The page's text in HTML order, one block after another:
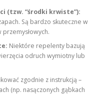
(tzw. “środki krwiste”):
Są bardzo skuteczne w
Niektóre repelenty bazują
odruch wymiotny lub
zgodnie z instrukcją –
(np. nasączonych gąbkach